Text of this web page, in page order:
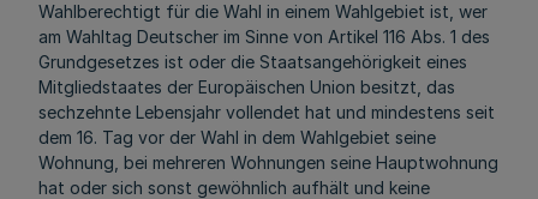
Wahlberechtigt für die Wahl in einem Wahlgebiet ist, wer
am Wahltag Deutscher im Sinne von Artikel 116 Abs. 1 des
Grundgesetzes ist oder die Staatsangehörigkeit eines
Mitgliedstaates der Europäischen Union besitzt, das
sechzehnte Lebensjahr vollendet hat und mindestens seit
dem 16. Tag vor der Wahl in dem Wahlgebiet seine
Wohnung, bei mehreren Wohnungen seine Hauptwohnung
hat oder sich sonst gewöhnlich aufhält und keine